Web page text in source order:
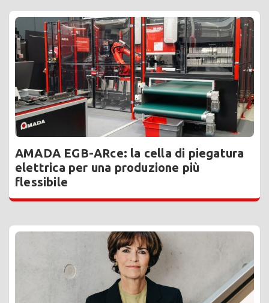
AMADA EGB-ARce: la cella di piegatura
elettrica per una produzione più
flessibile